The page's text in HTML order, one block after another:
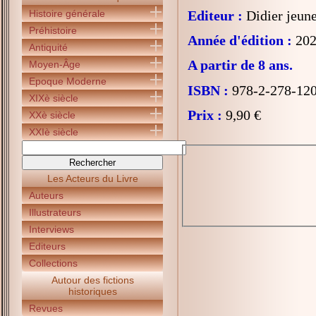
Histoire générale
Préhistoire
Antiquité
Moyen-Âge
Epoque Moderne
XIXè siècle
XXè siècle
XXIè siècle
Les Acteurs du Livre
Auteurs
Illustrateurs
Interviews
Editeurs
Collections
Autour des fictions
historiques
Revues
Editeur : Didier
Année d'édition :
A partir de 8 ans.
ISBN : 978-2-278-
Prix : 9,90 €